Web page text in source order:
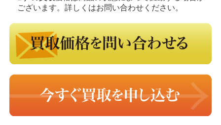
ございます。詳しくはお問い合わせください。